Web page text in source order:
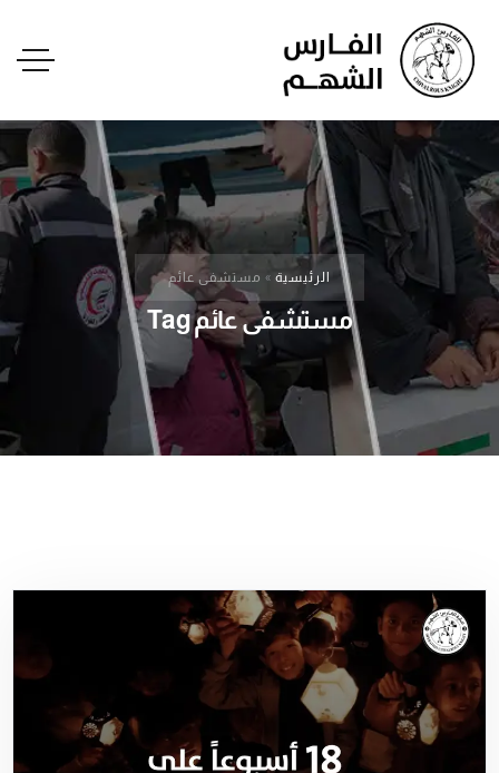
الرئيسية » مستشفى عائم
مستشفى عائم Tag